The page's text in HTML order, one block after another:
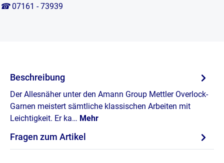
☎ 07161 - 73939
Beschreibung
Der Allesnäher unter den Amann Group Mettler Overlock-
Garnen meistert sämtliche klassischen Arbeiten mit
Leichtigkeit. Er ka… Mehr
Fragen zum Artikel